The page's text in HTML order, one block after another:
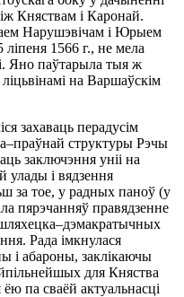
Княствам і Каронай.
Нарушэвічам і Юрыем
1566 г., не мела
Яно паўтарыла тыя ж
на Варшаўскім
захаваць перадусім
структуры Рэчы
заключэння уніі на
улады і вядзення
за тое, у радных паноў (у
пярэчанняў правядзенне
Рада імкнулася
і абароны, заклікаючы
для Княства
па сваёй актуальнасці